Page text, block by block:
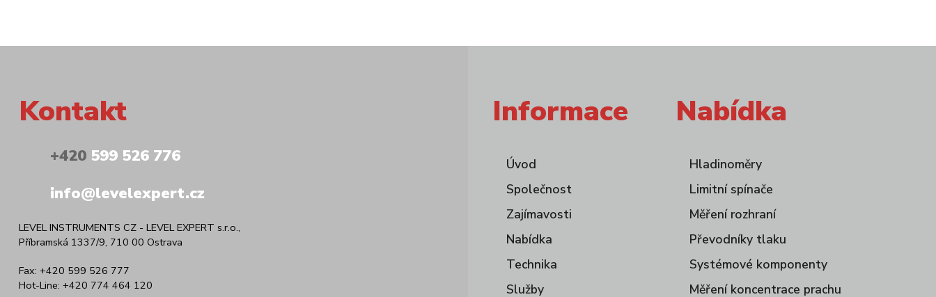
Kontakt
+420599 526 776
info@levelexpert.cz
LEVEL INSTRUMENTS CZ - LEVEL EXPERT s.r.o.,
Příbramská 1337/9, 710 00 Ostrava
Fax: +420 599 526 777
Hot-Line: +420 774 464 120
Informace
Úvod
Společnost
Zajímavosti
Nabídka
Technika
Služby
Nabídka
Hladinoměry
Limitní spínače
Měření rozhraní
Převodníky tlaku
Systémové komponenty
Měření koncentrace prachu